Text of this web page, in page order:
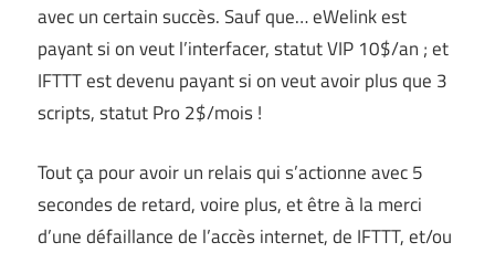
avec un certain succès. Sauf que… eWelink est
payant si on veut l’interfacer, statut VIP 10$/an ; et
IFTTT est devenu payant si on veut avoir plus que 3
scripts, statut Pro 2$/mois !
Tout ça pour avoir un relais qui s’actionne avec 5
secondes de retard, voire plus, et être à la merci
d’une défaillance de l’accès internet, de IFTTT, et/ou